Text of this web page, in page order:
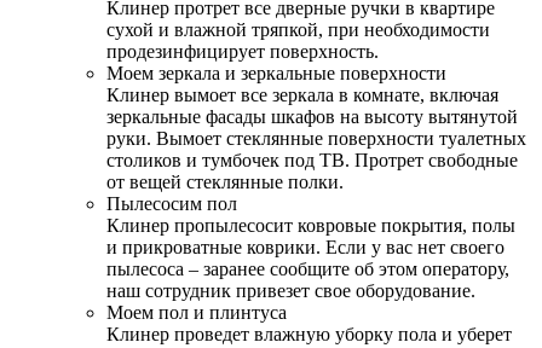
Клинер протрет все дверные ручки в квартире
сухой и влажной тряпкой, при необходимости
продезинфицирует поверхность.
Моем зеркала и зеркальные поверхности
Клинер вымоет все зеркала в комнате, включая
зеркальные фасады шкафов на высоту вытянутой
руки. Вымоет стеклянные поверхности туалетных
столиков и тумбочек под ТВ. Протрет свободные
от вещей стеклянные полки.
Пылесосим пол
Клинер пропылесосит ковровые покрытия, полы
и прикроватные коврики. Если у вас нет своего
пылесоса – заранее сообщите об этом оператору,
наш сотрудник привезет свое оборудование.
Моем пол и плинтуса
Клинер проведет влажную уборку пола и уберет